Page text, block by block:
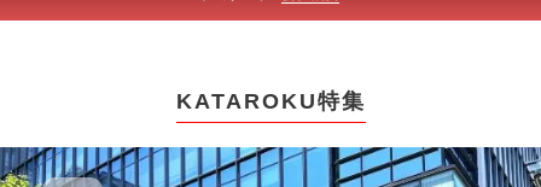
KATAROKU特集